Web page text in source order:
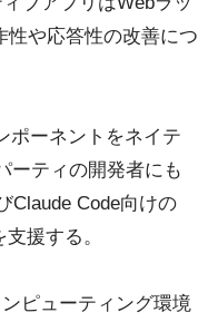
性や応答性の改善につ
ポーネントをネイテ
ーティの開発者にも
Claude Code向けの
援する。
ピューティング環境